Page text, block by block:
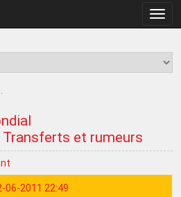
la
et rumeurs
06-2011 22:49